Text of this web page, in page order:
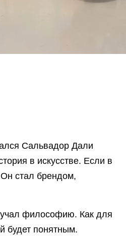
Сальвадор Дали
в искусстве. Если в
стал брендом,
философию. Как для
будет понятным.